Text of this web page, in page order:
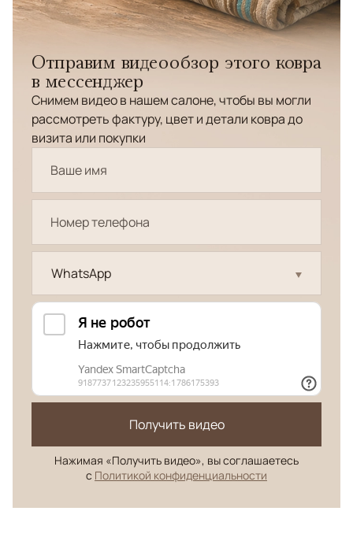
Отправим видеообзор этого ковра
в мессенджер
Снимем видео в нашем салоне, чтобы вы могли
рассмотреть фактуру, цвет и детали ковра до
визита или покупки
WhatsApp
Получить видео
Нажимая «Получить видео», вы соглашаетесь
с Политикой конфиденциальности